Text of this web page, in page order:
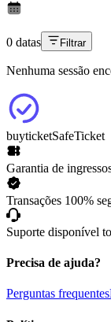
0 datas Filtrar
Nenhuma sessão
buyticketSafeTicket
Garantia de
Transações 100%
Suporte disponível
Precisa de ajuda?
Perguntas frequentes